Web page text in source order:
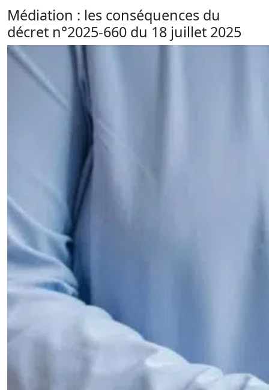
Médiation : les conséquences du
décret n°2025-660 du 18 juillet 2025